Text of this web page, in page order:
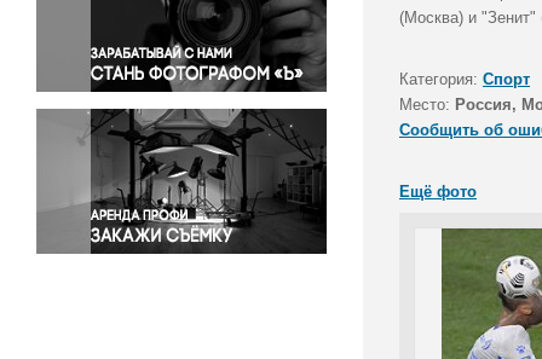
Правосудие
Происшествия и конфликты
Религия
Светская жизнь
Спорт
Экология
Экономика и бизнес
(Москва) и
Категория: Спорт
Место: Россия,
Сообщить об
Ещё фото